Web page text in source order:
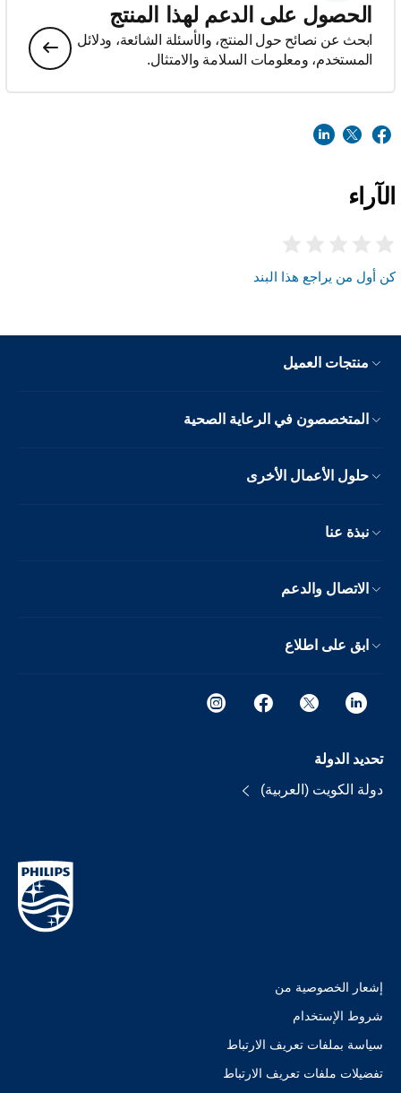
الحصول على الدعم لهذا المنتج
ابحث عن نصائح حول المنتج، والأسئلة الشائعة، ودلائل
المستخدم، ومعلومات السلامة والامتثال.
الآراء
كن أول من يراجع هذا البند
منتجات العميل
المتخصصون في الرعاية الصحية
حلول الأعمال الأخرى
نبذة عنا
الاتصال والدعم
ابق على اطلاع
تحديد الدولة
دولة الكويت (العربية)
إشعار الخصوصية من
شروط الإستخدام
سياسة بملفات تعريف الارتباط
تفضيلات ملفات تعريف الارتباط